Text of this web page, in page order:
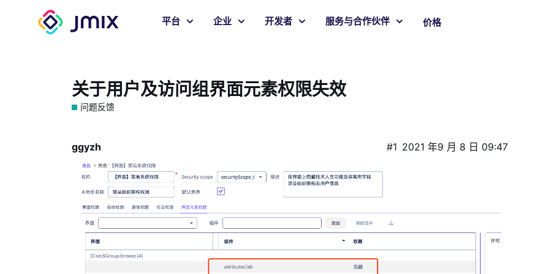
平台 企业 开发者 服务与合作伙伴 价格
关于用户及访问组界面元素权限失效
问题反馈
ggyzh 2021 年9 月 8 日 09:47
#1